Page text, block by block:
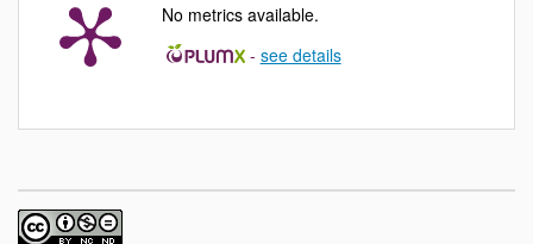
No metrics available.
- see details